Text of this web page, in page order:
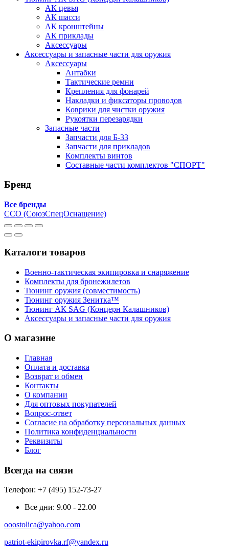
АК цевья
АК шасси
АК кронштейны
АК приклады
Аксессуары
Аксессуары и запасные части для оружия
Аксессуары
Антабки
Тактические ремни
Крепления для фонарей
Накладки и фиксаторы проводов
Коврики для чистки оружия
Рукоятки перезарядки
Запасные части
Запчасти для Б-33
Запчасти для прикладов
Комплекты винтов
Составные части комплектов "СПОРТ"
Бренд
Все бренды
ССО (СоюзСпецОснащение)
Каталоги товаров
Военно-тактическая экипировка и снаряжение
Комплекты для бронежилетов
Тюнинг оружия (совместимость)
Тюнинг оружия Зенитка™
Тюнинг АК SAG (Концерн Калашников)
Аксессуары и запасные части для оружия
О магазине
Главная
Оплата и доставка
Возврат и обмен
Контакты
О компании
Для оптовых покупателей
Вопрос-ответ
Согласие на обработку персональных данных
Политика конфиденциальности
Реквизиты
Блог
Всегда на связи
Телефон: +7 (495) 152-73-27
Все дни: 9.00 - 22.00
ooostolica@yahoo.com
patriot-ekipirovka.rf@yandex.ru